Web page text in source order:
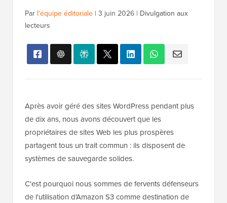
Par l'équipe éditoriale | 3 juin 2026 | Divulgation aux
lecteurs
Après avoir géré des sites WordPress pendant plus
de dix ans, nous avons découvert que les
propriétaires de sites Web les plus prospères
partagent tous un trait commun : ils disposent de
systèmes de sauvegarde solides.
C'est pourquoi nous sommes de fervents défenseurs
de l'utilisation d'Amazon S3 comme destination de